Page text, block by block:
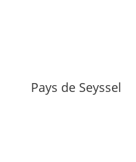
Pays de Seyssel